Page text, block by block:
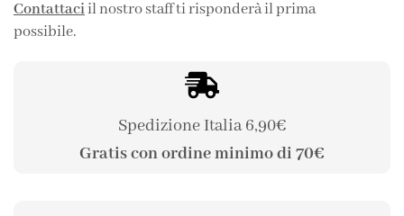
Contattaciil nostro staff ti risponderà il prima
possibile.
Spedizione Italia 6,90€
Gratis con ordine minimo di 70€